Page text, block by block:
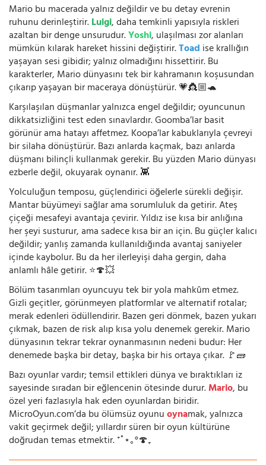
Mario bu macerada yalnız değildir ve bu detay evrenin
ruhunu derinleştirir.Luigi, daha temkinli yapısıyla riskleri
azaltan bir denge unsurudur.Yoshi, ulaşılması zor alanları
mümkün kılarak hareket hissini değiştirir.Toad ise krallığın
yaşayan sesi gibidir; yalnız olmadığını hissettirir. Bu
karakterler, Mario dünyasını tek bir kahramanın koşusundan
çıkarıp yaşayan bir maceraya dönüştürür. 💗👸🏼🐢
Karşılaşılan düşmanlar yalnızca engel değildir; oyuncunun
dikkatsizliğini test eden sınavlardır. Goomba’lar basit
görünür ama hatayı affetmez. Koopa’lar kabuklarıyla çevreyi
bir silaha dönüştürür. Bazı anlarda kaçmak, bazı anlarda
düşmanı bilinçli kullanmak gerekir. Bu yüzden Mario dünyası
ezberle değil, okuyarak oynanır. 👾
Yolculuğun temposu, güçlendirici öğelerle sürekli değişir.
Mantar büyümeyi sağlar ama sorumluluk da getirir. Ateş
çiçeği mesafeyi avantaja çevirir. Yıldız ise kısa bir anlığına
her şeyi susturur, ama sadece kısa bir an için. Bu güçler kalıcı
değildir; yanlış zamanda kullanıldığında avantaj saniyeler
içinde kaybolur. Bu da her ilerleyişi daha gergin, daha
anlamlı hâle getirir. ⭐🍄💥
Bölüm tasarımları oyuncuyu tek bir yola mahkûm etmez.
Gizli geçitler, görünmeyen platformlar ve alternatif rotalar;
merak edenleri ödüllendirir. Bazen geri dönmek, bazen yukarı
çıkmak, bazen de risk alıp kısa yolu denemek gerekir. Mario
dünyasının tekrar tekrar oynanmasının nedeni budur: Her
denemede başka bir detay, başka bir his ortaya çıkar. 🚩🧱
Bazı oyunlar vardır; temsil ettikleri dünya ve bıraktıkları iz
sayesinde sıradan bir eğlencenin ötesinde durur.Mario, bu
özel yeri fazlasıyla hak eden oyunlardan biridir.
MicroOyun.com’da bu ölümsüz oyunuoynamak, yalnızca
vakit geçirmek değil; yıllardır süren bir oyun kültürüne
doğrudan temas etmektir. ⁺˚⋆｡°🍄₊